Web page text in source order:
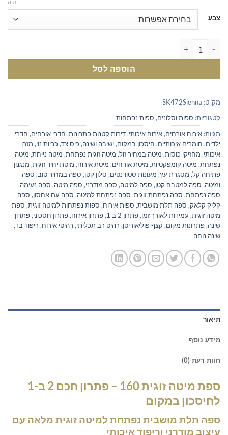
צבע
נקה
הוספה לסל
מק"ט: SK472Sienna
קטגוריות: ספות וסלונים, ספות נפתחות
תגיות: אירוח אורחים,אירוח איכותי,דירות קטנות פתרונות, חדרי אורחים, חדרי
ילדים, חומרים איכותיים, חיסכון במקום,ישיבה ושינה, כיס צד, כריות נוי, מזרן
איכותי, מחזיקי כוסות, מיטה במחיר זול, מיטה זוגית נפתחת, מיטה נייחת, מיטה
נפתחת, מיטה קומפקטיות, מיטת אורחים, מיטת אירוח, מיטת יחיד זוגית, מנגנון
פתיחה קל, מסגרת עץ, מעונות סטודנטים, סלון קטן, ספה במחיר טוב, ספה
ומיטה, ספה למטבח קטן, ספה למיטה, ספה מודרני, ספה מיטה, ספה נעימה,
ספה נפתחת, ספה נפתחת זוגית, ספה נפתחת למיטה, ספה עם אחסון, ספה
קליק קלאק, ספה תלת מושבית, ספות אירוח, ספות נפתחות למיטה זוגית, ספת
מיטה זוגית, עמידות לאורך זמן,פתרון 2 ב 1 ,פתרון אירוח,פתרון חסכוני,פתרון
שינה,פתרונות מקום, קצף פוליאוריטן, רהיט רב תכליתי, רהיטי אירוח, ריפוד בד,
שינה נוחה
תיאור
מידע נוסף
חוות דעת (0)
ספת מיטה זוגית 160 – פתרון חכם 2 ב-1
לחיסכון במקום
ספה תלת מושבית נפתחת למיטה זוגית מלאה עם
עיצוב מודרני וריפוד איכותי